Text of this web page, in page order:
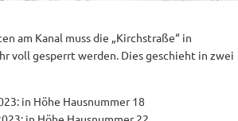
am Kanal muss die „Kirchstraße“ in
voll gesperrt werden. Dies geschieht in zwei
in Höhe Hausnummer 18